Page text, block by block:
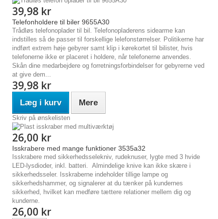
39,98 kr
Telefonholdere til biler 9655A30
Trådløs telefonoplader til bil. Telefonopladerens sidearme kan
indstilles så de passer til forskellige lelefonstørrelser. Politikerne har
indført extrem høje gebyrer samt klip i kørekortet til bilister, hvis
telefonerne ikke er placeret i holdere, når telefonerne anvendes.
Skån dine medarbejdere og forretningsforbindelser for gebyrerne ved
at give dem...
39,98 kr
Læg i kurv Mere
Skriv på ønskelisten
26,00 kr
Isskrabere med mange funktioner 3535a32
Isskrabere med sikkerhedsselekniv, rudeknuser, lygte med 3 hvide
LED-lysdioder, inkl. batteri. Almindelige knive kan ikke skære i
sikkerhedsseler. Isskraberne indeholder tillige lampe og
sikkerhedshammer, og signalerer at du tænker på kundernes
sikkerhed, hvilket kan medføre tættere relationer mellem dig og
kunderne.
26,00 kr